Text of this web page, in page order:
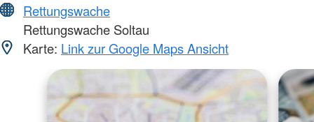
Rettungswache
Rettungswache Soltau
Karte: Link zur Google Maps Ansicht